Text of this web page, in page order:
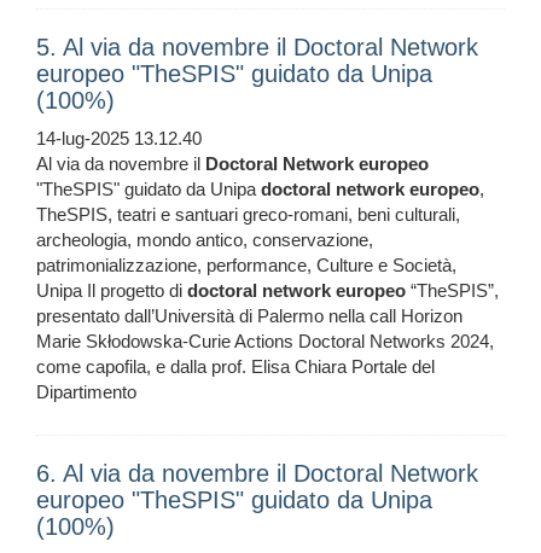
5. Al via da novembre il Doctoral Network
europeo "TheSPIS" guidato da Unipa
(100%)
14-lug-2025 13.12.40
Al via da novembre il Doctoral Network europeo
"TheSPIS" guidato da Unipadoctoral network europeo,
TheSPIS, teatri e santuari greco-romani, beni culturali,
archeologia, mondo antico, conservazione,
patrimonializzazione, performance, Culture e Società,
Unipa Il progetto di doctoral network europeo “TheSPIS”,
presentato dall’Università di Palermo nella call Horizon
Marie Skłodowska-Curie Actions Doctoral Networks 2024,
come capofila, e dalla prof. Elisa Chiara Portale del
Dipartimento
6. Al via da novembre il Doctoral Network
europeo "TheSPIS" guidato da Unipa
(100%)